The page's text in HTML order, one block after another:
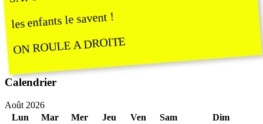
les enfants le savent !
ON ROULE A DROITE
Calendrier
Août 2026
Lun
Mar Mer Jeu Ven Sam Dim